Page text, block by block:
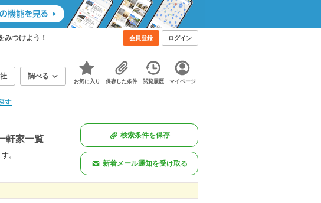
つけよう！ 会員登録 ログイン
調べる
お気に入り 保存した条件 閲覧履歴 マイページ
す
軒家一覧
。
検索条件を保存
新着メール通知を受け取る